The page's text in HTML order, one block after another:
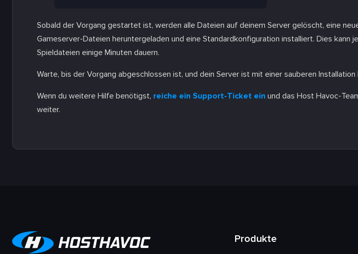
Sobald der Vorgang gestartet ist, werden alle Dateien auf deinem Server gelöscht, eine
Gameserver-Dateien heruntergeladen und eine Standardkonfiguration installiert. Dies kann
Spieldateien einige Minuten dauern.
Warte, bis der Vorgang abgeschlossen ist, und dein Server ist mit einer sauberen Installation
Wenn du weitere Hilfe benötigst, reiche ein Support-Ticket ein und das Host Havoc-
weiter.
Produkte